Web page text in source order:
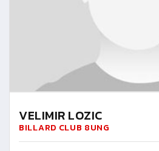
VELIMIR LOZIC
BILLARD CLUB 8UNG